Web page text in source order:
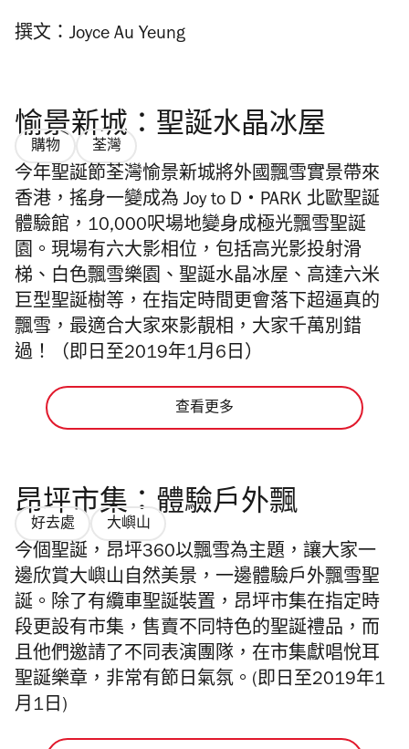
撰文：Joyce Au Yeung
愉景新城：聖誕水晶冰屋
購物 荃灣
今年聖誕節荃灣愉景新城將外國飄雪實景帶來
香港，搖身一變成為 Joy to D‧PARK 北歐聖誕
體驗館，10,000呎場地變身成極光飄雪聖誕
園。現場有六大影相位，包括高光影投射滑
梯、白色飄雪樂園、聖誕水晶冰屋、高達六米
巨型聖誕樹等，在指定時間更會落下超逼真的
飄雪，最適合大家來影靚相，大家千萬別錯
過！（即日至2019年1月6日）
查看更多
昂坪市集：體驗戶外飄
好去處 大嶼山
今個聖誕，昂坪360以飄雪為主題，讓大家一
邊欣賞大嶼山自然美景，一邊體驗戶外飄雪聖
誕。除了有纜車聖誕裝置，昂坪市集在指定時
段更設有市集，售賣不同特色的聖誕禮品，而
且他們邀請了不同表演團隊，在市集獻唱悅耳
聖誕樂章，非常有節日氣氛。(即日至2019年1
月1日)